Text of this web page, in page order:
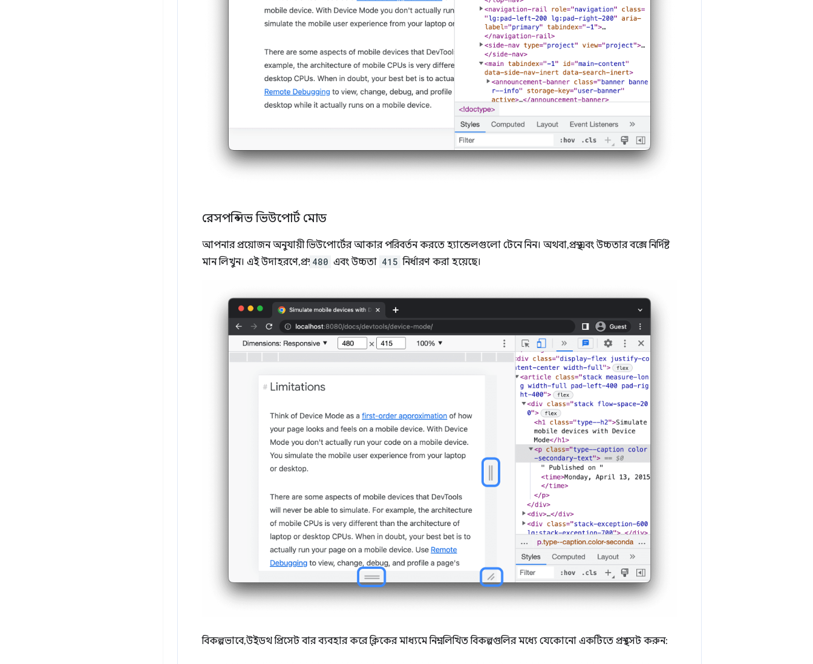
রেসপন্সিভ ভিউপোর্ট মোড
আপনার প্রয়োজন অনুযায়ী ভিউপোর্টের আকার পরিবর্তন করতে হ্যান্ডেলগুলো টেনে নিন। অথবা, প্রস্থ এবং উচ্চতার বক্সে নির্দিষ্ট
মান লিখুন। এই উদাহরণে, প্রস্থ 480 এবং উচ্চতা 415 নির্ধারণ করা হয়েছে।
বিকল্পভাবে, উইডথ প্রিসেট বার ব্যবহার করে ক্লিকের মাধ্যমে নিম্নলিখিত বিকল্পগুলির মধ্যে যেকোনো একটিতে প্রস্থ সেট করুন: